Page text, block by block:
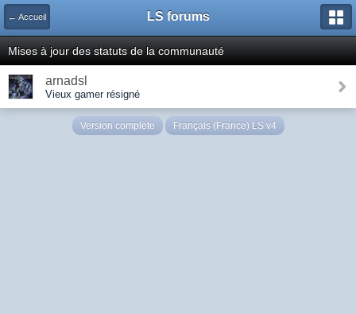
← Accueil LS forums
Mises à jour des statuts de la communauté
arnadsl
Vieux gamer résigné
Version complète Français (France) LS v4